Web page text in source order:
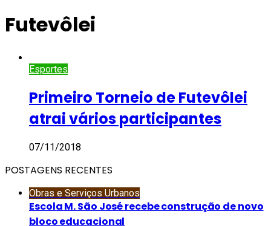
Futevôlei
Esportes
Primeiro Torneio de Futevôlei
atrai vários participantes
07/11/2018
POSTAGENS RECENTES
Obras e Serviços Urbanos
Escola M. São José recebe construção de novo
bloco educacional